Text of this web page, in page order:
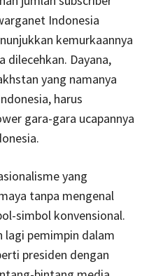
Indonesia
kemurkaannya
dilecehkan. Dayana,
yang namanya
harus
gara-gara ucapannya
yang
tanpa mengenal
simbol konvensional.
lagi pemimpin dalam
presiden dengan